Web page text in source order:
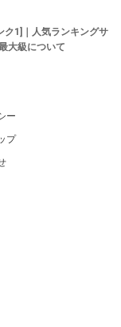
ク1]｜人気ランキングサ
大級について
ー
プ